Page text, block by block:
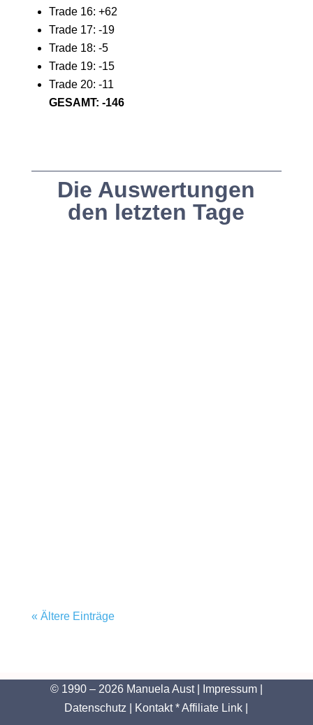
Trade 16: +62
Trade 17: -19
Trade 18: -5
Trade 19: -15
Trade 20: -11
GESAMT: -146
Die Auswertungen
den letzten Tage
« Ältere Einträge
© 1990 – 2026 Manuela Aust | Impressum|
Datenschutz
Kontakt* Affiliate Link |